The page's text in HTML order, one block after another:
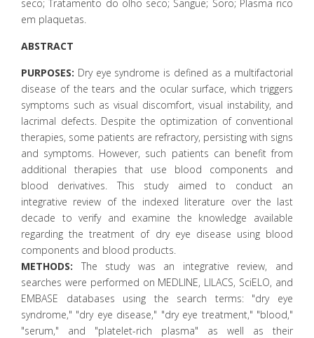
seco; Tratamento do olho seco; Sangue; Soro; Plasma rico
em plaquetas.
ABSTRACT
PURPOSES: Dry eye syndrome is defined as a multifactorial
disease of the tears and the ocular surface, which triggers
symptoms such as visual discomfort, visual instability, and
lacrimal defects. Despite the optimization of conventional
therapies, some patients are refractory, persisting with signs
and symptoms. However, such patients can benefit from
additional therapies that use blood components and
blood derivatives. This study aimed to conduct an
integrative review of the indexed literature over the last
decade to verify and examine the knowledge available
regarding the treatment of dry eye disease using blood
components and blood products.
METHODS: The study was an integrative review, and
searches were performed on MEDLINE, LILACS, SciELO, and
EMBASE databases using the search terms: "dry eye
syndrome," "dry eye disease," "dry eye treatment," "blood,"
"serum," and "platelet-rich plasma" as well as their